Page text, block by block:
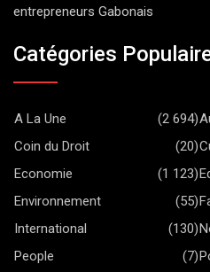
entrepreneurs Gabonais
Catégories
A La Une (2 694)
Coin du Droit
(20)
Economie
(1 123)
Environnement
(55)
International
(130)
People
(7)